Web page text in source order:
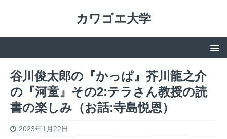
カワゴエ大学
谷川俊太郎の『かっぱ』芥川龍之介
の『河童』その2:テラさん教授の読
書の楽しみ（お話:寺島悦恩）
2023年1月22日